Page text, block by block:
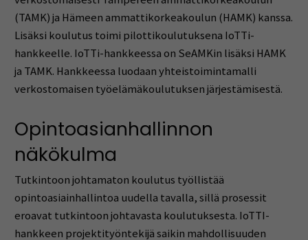
(TAMK) ja Hämeen ammattikorkeakoulun (HAMK) kanssa.
Lisäksi koulutus toimi pilottikoulutuksena IoTTi-
hankkeelle. IoTTi-hankkeessa on SeAMKin lisäksi HAMK
ja TAMK. Hankkeessa luodaan yhteistoimintamalli
verkostomaisen työelämäkoulutuksen järjestämisestä.
Opintoasianhallinnon
näkökulma
Tutkintoon johtamaton koulutus työllistää
opintoasiainhallintoa uudella tavalla, sillä prosessit
eroavat tutkintoon johtavasta koulutuksesta. IoTTI-
hankkeen projektityöntekijä saikin mahdollisuuden